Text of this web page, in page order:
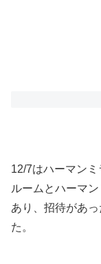
12/7はハーマン
ルームとハーマ
あり、招待があ
た。